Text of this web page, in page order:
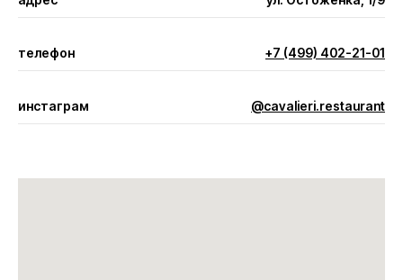
телефон +7 (499) 402-21-01
инстаграм @cavalieri.restaurant